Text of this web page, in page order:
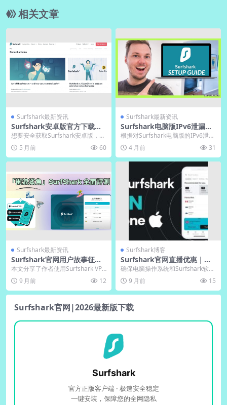
相关文章
Surfshark最新资讯
Surfshark安卓版官方下载与
APK安装包安全获取方式
想要安全获取Surfshark安卓版，务
必通过官方网站或Google Play商...
5 月前 60
Surfshark最新资讯
Surfshark电脑版IPv6泄漏防
护测试结果
根据对Surfshark电脑版的IPv6泄漏
防护测试，该软件在默认设置下能
有效阻...
4 月前 31
Surfshark最新资讯
Surfshark官网用户故事征文
｜分享下载体验赢年费
本文分享了作者使用Surfshark VPN
的全面体验，从官网下载到电脑版
安装，...
9 月前 12
Surfshark博客
Surfshark官网直播优惠｜限
时下载送免费月
确保电脑操作系统和Surfshark软件
更新至最新版本，增强安全性能。
使用Sur...
9 月前 15
Surfshark官网|2026最新版下载
Surfshark
官方正版客户端 · 极速安全稳定
一键安装，保障您的全网隐私